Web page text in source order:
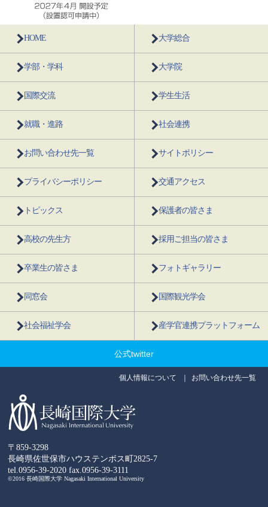
HOME 大学総合
学部・学科 大学院
国際交流 学生生活
就職・進路 社会連携
お問い合わせ先一覧 サイトポリシー
プライバシーポリシー 交通アクセス
トピックス 保護者の皆さま
高校の先生方 採用ご担当の皆さま
卒業生の皆さま フォトギャラリー
同窓会 国際観光学会
社会福祉学会 産学官連携プラットフォーム
公式twitter
〒859-3298
長崎県佐世保市ハウステンボス町2825-7
tel.0956-39-2020 fax.0956-39-3111
©2016 長崎国際大学 Nagasaki International University
個人情報について お問い合わせ先一覧